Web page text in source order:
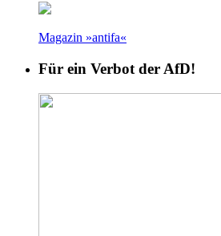
Magazin »antifa«
Für ein Verbot der AfD!